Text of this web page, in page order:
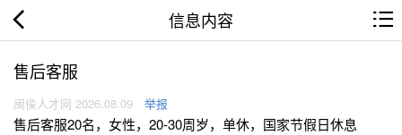
信息内容
售后客服
闽侯人才网 2026.08.09 举报
售后客服20名，女性，20-30周岁，单休，国家节假日休息